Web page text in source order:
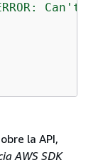
Can't
la API,
AWS SDK